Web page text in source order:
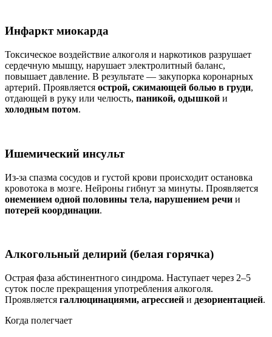
Инфаркт миокарда
Токсическое воздействие алкоголя и наркотиков разрушает
сердечную мышцу, нарушает электролитный баланс,
повышает давление. В результате — закупорка коронарных
артерий. Проявляется острой, сжимающей болью в груди,
отдающей в руку или челюсть, паникой, одышкой и
холодным потом.
Ишемический инсульт
Из-за спазма сосудов и густой крови происходит остановка
кровотока в мозге. Нейроны гибнут за минуты. Проявляется
онемением одной половины тела, нарушением речи и
потерей координации.
Алкогольный делирий (белая горячка)
Острая фаза абстинентного синдрома. Наступает через 2–5
суток после прекращения употребления алкоголя.
Проявляется галлюцинациями, агрессией и дезориентацией.
Когда полегчает